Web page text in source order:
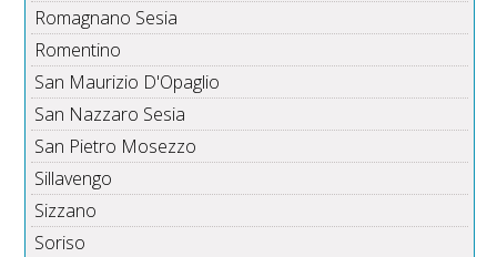
Romagnano Sesia
Romentino
San Maurizio D'Opaglio
San Nazzaro Sesia
San Pietro Mosezzo
Sillavengo
Sizzano
Soriso